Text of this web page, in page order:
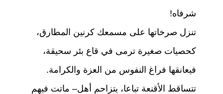
شرفاه!
تنزل صرخاتها على مسمعك كرنين المطارق،
كحصيات صغيرة ترمى في قاع بئر سحيقة،
فيعانقها فراغ النفوس من العزة والكرامة.
تتساقط الأقنعة تباعا، يتزاحم أهل– ماتت فيهم